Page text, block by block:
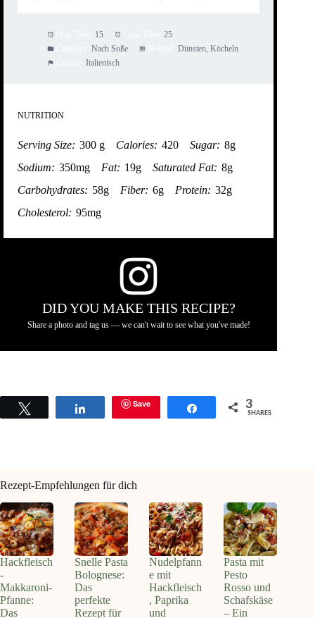
15
25
Nach Soße
Dünsten, Köcheln
Italienisch
NUTRITION
Serving Size: 300 g Calories: 420 Sugar: 8g
Sodium: 350mg Fat: 19g Saturated Fat: 8g
Carbohydrates: 58g Fiber: 6g Protein: 32g
Cholesterol: 95mg
DID YOU MAKE THIS RECIPE?
Share a photo and tag us — we can't wait to see what you've made!
Save Share 3
SHARES
Rezept-Empfehlungen für dich
Hackfleisch
-
Makkaroni-
Pfanne:
Das
Snelle Pasta
Bolognese:
Das
perfekte
Rezept für
Nudelpfann
e mit
Hackfleisch
, Paprika
und
Pasta mit
Pesto
Rosso und
Schafskäse
– Ein